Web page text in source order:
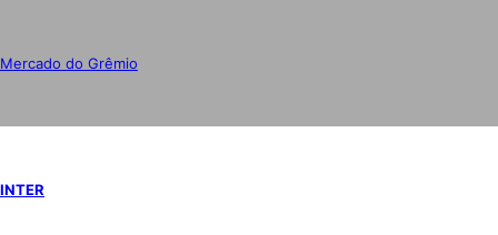
Mercado do Grêmio
INTER